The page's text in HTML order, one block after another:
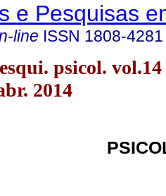
e Pesquisas
line ISSN 1808-4281
psicol.
2014